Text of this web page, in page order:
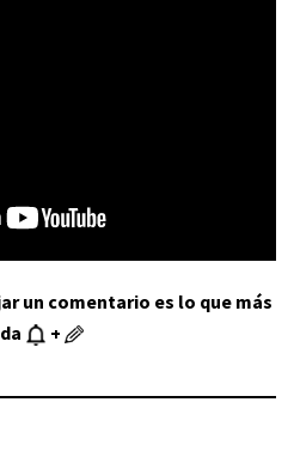
un comentario es lo que más
+